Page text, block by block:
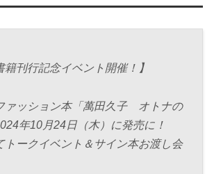
刊行記念イベント開催！】
ァッション本「萬田久子 オトナの
年10月24日（木）に発売に！
トークイベント＆サイン本お渡し会